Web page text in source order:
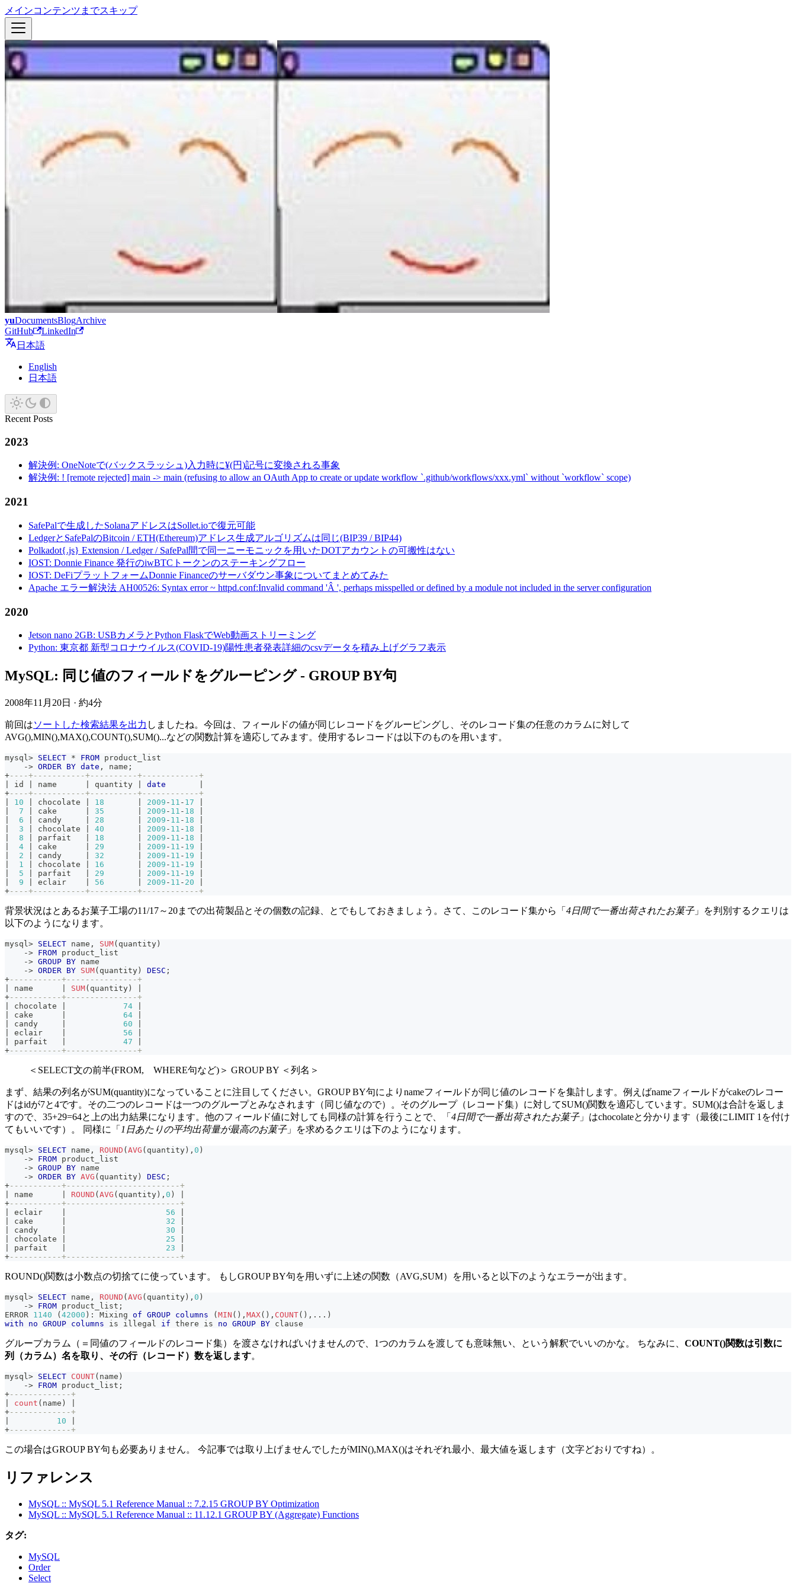
メインコンテンツまでスキップ
yuDocumentsBlogArchive
GitHub
LinkedIn
日本語
English
日本語
Recent Posts
2023
解決例: OneNoteで(バックスラッシュ)入力時に¥(円)記号に変換される事象
解決例: ! [remote rejected] main -> main (refusing to allow an OAuth App to create or update workflow `.github/workflows/xxx.yml` without `workflow` scope)
2021
SafePalで生成したSolanaアドレスはSollet.ioで復元可能
LedgerとSafePalのBitcoin / ETH(Ethereum)アドレス生成アルゴリズムは同じ(BIP39 / BIP44)
Polkadot{.js} Extension / Ledger / SafePal間で同一ニーモニックを用いたDOTアカウントの可搬性はない
IOST: Donnie Finance 発行のiwBTCトークンのステーキングフロー
IOST: DeFiプラットフォームDonnie Financeのサーバダウン事象についてまとめてみた
Apache エラー解決法 AH00526: Syntax error ~ httpd.conf:Invalid command 'Â ', perhaps misspelled or defined by a module not included in the server configuration
2020
Jetson nano 2GB: USBカメラとPython FlaskでWeb動画ストリーミング
Python: 東京都 新型コロナウイルス(COVID-19)陽性患者発表詳細のcsvデータを積み上げグラフ表示
MySQL: 同じ値のフィールドをグルーピング - GROUP BY句
2008年11月20日 · 約4分
前回はソートした検索結果を出力 しましたね。今回は、フィールドの値が同じレコードをグルーピングし、そのレコード集の任意のカラムに対して
AVG(),MIN(),MAX(),COUNT(),SUM()...などの関数計算を適応してみます。使用するレコードは以下のものを用います。
mysql> SELECT * FROM product_list
-> ORDER BY date , name ;
+----+-----------+----------+------------+
id name quantity date
+----+-----------+----------+------------+
10 chocolate 18 2009 - 11 - 17
7 cake 35 2009 - 11 - 18
6 candy 28 2009 - 11 - 18
3 chocolate 40 2009 - 11 - 18
8 parfait 18 2009 - 11 - 18
4 cake 29 2009 - 11 - 19
2 candy 32 2009 - 11 - 19
1 chocolate 16 2009 - 11 - 19
5 parfait 29 2009 - 11 - 19
9 eclair 56 2009 - 11 - 20
+----+-----------+----------+------------+
背景状況はとあるお菓子工場の11/17～20までの出荷製品とその個数の記録、とでもしておきましょう。さて、このレコード集から「 4日間で一番出荷されたお菓子」を判別するクエリは
以下のようになります。
mysql> SELECT name , SUM( quantity )
-> FROM product_list
-> GROUP BY name
-> ORDER BY SUM( quantity ) DESC ;
+-----------+---------------+
name SUM( quantity )
+-----------+---------------+
chocolate 74
cake 64
candy 60
eclair 56
parfait 47
+-----------+---------------+
＜SELECT文の前半(FROM, WHERE句など)＞ GROUP BY ＜列名＞
まず、結果の列名がSUM(quantity)になっていることに注目してください。GROUP BY句によりnameフィールドが同じ値のレコードを集計します。例えばnameフィールドがcakeのレコー
ドはidが7と4です。その二つのレコードは一つのグループとみなされます（同じ値なので）。そのグループ（レコード集）に対してSUM()関数を適応しています。SUM()は合計を返しま
すので、35+29=64と上の出力結果になります。他のフィールド値に対しても同様の計算を行うことで、「 4日間で一番出荷されたお菓子」はchocolateと分かります（最後にLIMIT 1を付け
てもいいです）。 同様に「 1日あたりの平均出荷量が最高のお菓子」を求めるクエリは下のようになります。
mysql> SELECT name , ROUND ( AVG ( quantity ) , 0 )
-> FROM product_list
-> GROUP BY name
-> ORDER BY AVG ( quantity ) DESC ;
+-----------+------------------------+
name ROUND ( AVG ( quantity ) , 0 )
+-----------+------------------------+
eclair 56
cake 32
candy 30
chocolate 25
parfait 23
+-----------+------------------------+
ROUND()関数は小数点の切捨てに使っています。 もしGROUP BY句を用いずに上述の関数（AVG,SUM）を用いると以下のようなエラーが出ます。
mysql> SELECT name , ROUND ( AVG ( quantity ) , 0 )
-> FROM product_list ;
ERROR 1140 ( 42000 ) : Mixing of GROUP columns ( MIN ( ) , MAX( ) , COUNT( ) , . . . )
with
no GROUP columns is illegal if there is no GROUP BY clause
グループカラム（＝同値のフィールドのレコード集）を渡さなければいけませんので、1つのカラムを渡しても意味無い、という解釈でいいのかな。 ちなみに、 COUNT()関数は引数に
列（カラム）名を取り、その行（レコード）数を返します。
mysql> SELECT COUNT( name )
-> FROM product_list ;
+-------------+
count ( name )
+-------------+
10
+-------------+
この場合はGROUP BY句も必要ありません。 今記事では取り上げませんでしたがMIN(),MAX()はそれぞれ最小、最大値を返します（文字どおりですね）。
リファレンス
MySQL :: MySQL 5.1 Reference Manual :: 7.2.15 GROUP BY Optimization
MySQL :: MySQL 5.1 Reference Manual :: 11.12.1 GROUP BY (Aggregate) Functions
タグ:
MySQL
Order
Select